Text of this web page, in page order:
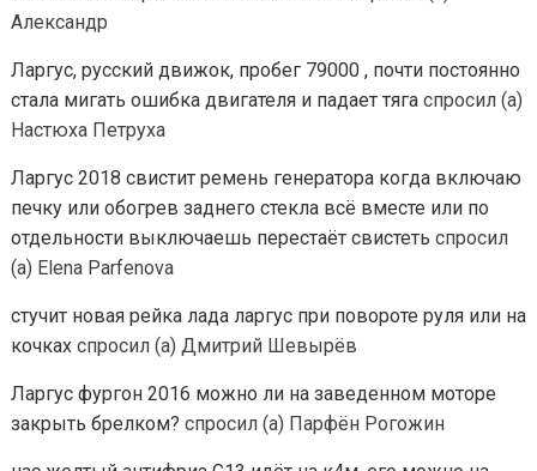
Александр
Ларгус, русский движок, пробег 79000 , почти постоянно
стала мигать ошибка двигателя и падает тягаспросил (а)
Настюха Петруха
Ларгус 2018 свистит ремень генератора когда включаю
печку или обогрев заднего стекла всё вместе или по
отдельности выключаешь перестаёт свистеть спросил
(а) Elena Parfenova
стучит новая рейка лада ларгус при повороте руля или на
кочкахспросил (а) Дмитрий Шевырёв
Ларгус фургон 2016 можно ли на заведенном моторе
закрыть брелком? спросил (а) Парфён Рогожин